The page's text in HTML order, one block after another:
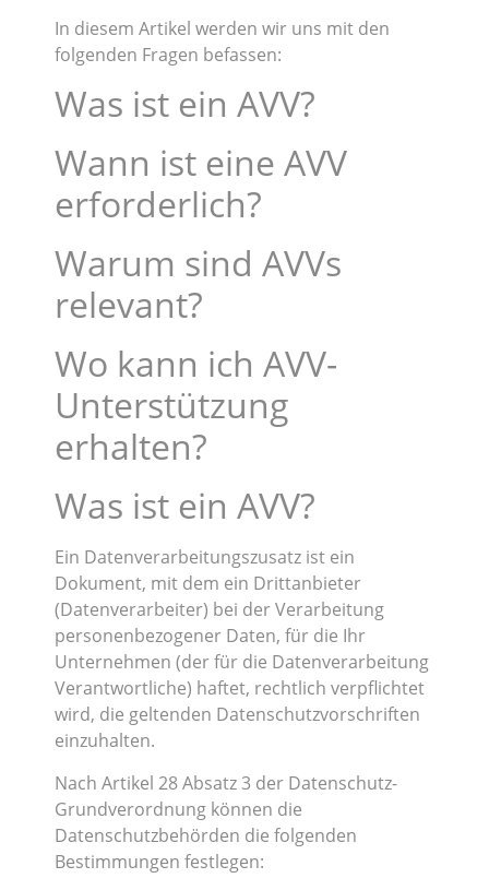
In diesem Artikel werden wir uns mit den
folgenden Fragen befassen:
Was ist ein AVV?
Wann ist eine AVV
erforderlich?
Warum sind AVVs
relevant?
Wo kann ich AVV-
Unterstützung
erhalten?
Was ist ein AVV?
Ein Datenverarbeitungszusatz ist ein
Dokument, mit dem ein Drittanbieter
(Datenverarbeiter) bei der Verarbeitung
personenbezogener Daten, für die Ihr
Unternehmen (der für die Datenverarbeitung
Verantwortliche) haftet, rechtlich verpflichtet
wird, die geltenden Datenschutzvorschriften
einzuhalten.
Nach Artikel 28 Absatz 3 der Datenschutz-
Grundverordnung können die
Datenschutzbehörden die folgenden
Bestimmungen festlegen: